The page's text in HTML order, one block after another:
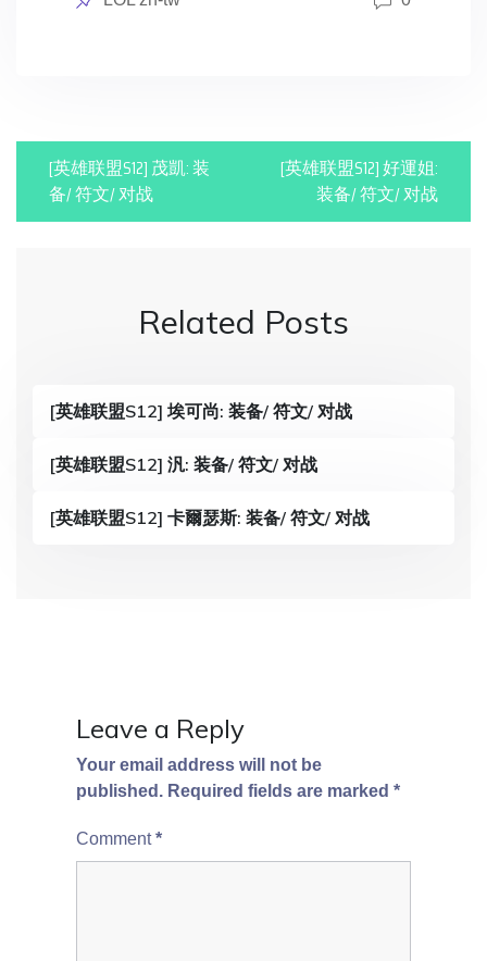
[英雄联盟S12] 茂凱: 装
备/ 符文/ 对战
[英雄联盟S12] 好運姐:
装备/ 符文/ 对战
Related Posts
[英雄联盟S12] 埃可尚: 装备/ 符文/ 对战
[英雄联盟S12] 汎: 装备/ 符文/ 对战
[英雄联盟S12] 卡爾瑟斯: 装备/ 符文/ 对战
Leave a Reply
Your email address will not be
published. Required fields are marked *
Comment*